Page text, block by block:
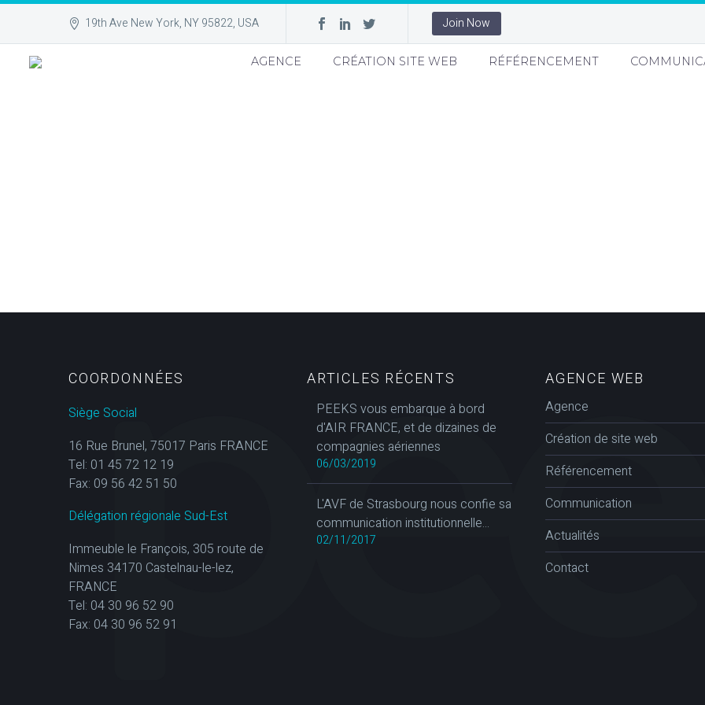
19th Ave New York, NY 95822, USA Join Now
AGENCE CRÉATION SITE WEB RÉFÉRENCEMENT
COORDONNÉES
Siège Social
16 Rue Brunel, 75017 Paris FRANCE
Tel: 01 45 72 12 19
Fax: 09 56 42 51 50
Délégation régionale Sud-Est
Immeuble le François, 305 route de
Nimes 34170 Castelnau-le-lez,
FRANCE
Tel: 04 30 96 52 90
Fax: 04 30 96 52 91
ARTICLES RÉCENTS
PEEKS vous embarque à bord
d'AIR FRANCE, et de dizaines de
compagnies aériennes
06/03/2019
L'AVF de Strasbourg nous confie sa
communication institutionnelle...
02/11/2017
AGENCE WEB
Agence
Création de site web
Référencement
Communication
Actualités
Contact